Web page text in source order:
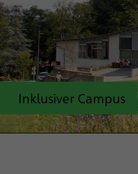
Inklusiver Campus